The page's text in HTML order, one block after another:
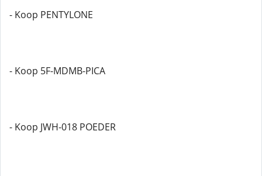
- Koop PENTYLONE
- Koop 5F-MDMB-PICA
- Koop JWH-018 POEDER